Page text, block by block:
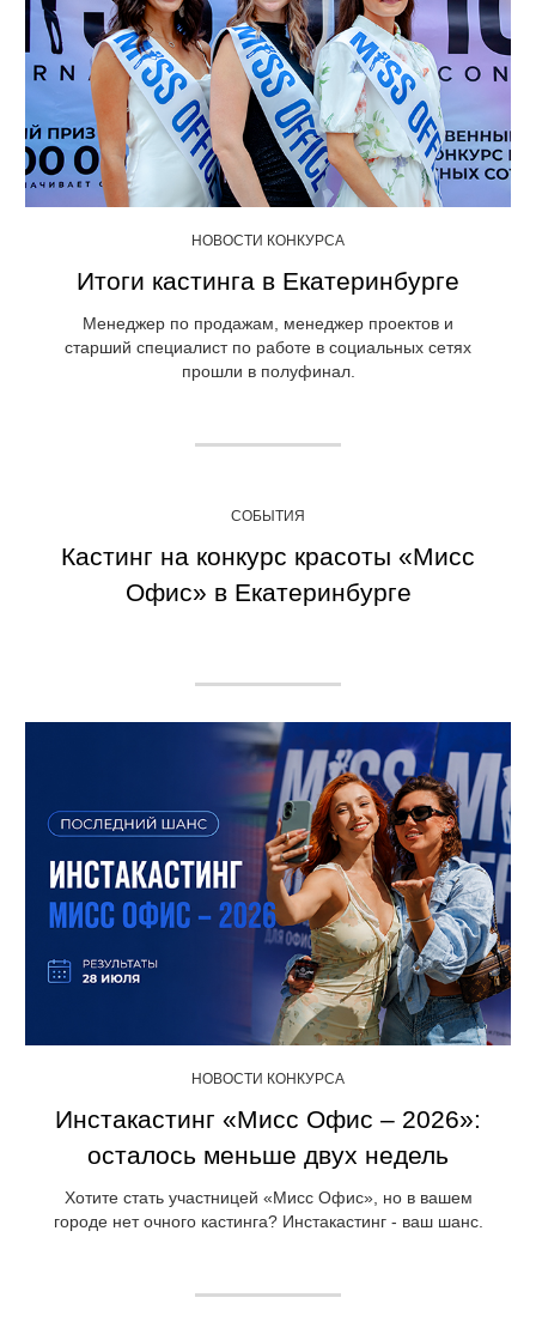
НОВОСТИ КОНКУРСА
Итоги кастинга в Екатеринбурге
Менеджер по продажам, менеджер проектов и
старший специалист по работе в социальных сетях
прошли в полуфинал.
СОБЫТИЯ
Кастинг на конкурс красоты «Мисс
Офис» в Екатеринбурге
НОВОСТИ КОНКУРСА
Инстакастинг «Мисс Офис – 2026»:
осталось меньше двух недель
Хотите стать участницей «Мисс Офис», но в вашем
городе нет очного кастинга? Инстакастинг - ваш шанс.